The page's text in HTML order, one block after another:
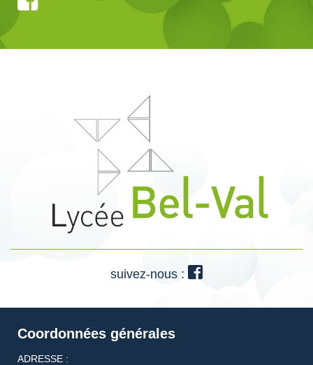
suivez-nous :
Coordonnées générales
ADRESSE :